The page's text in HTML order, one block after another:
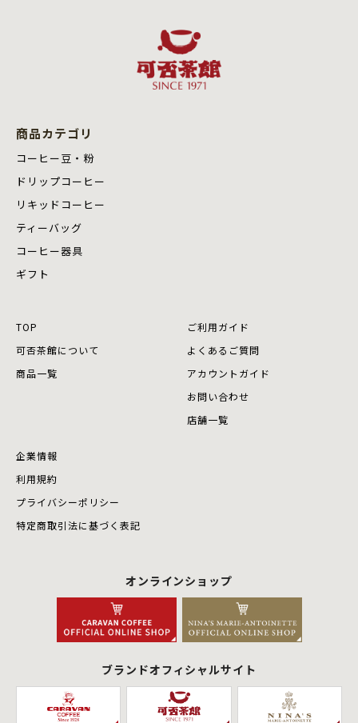
商品カテゴリ
コーヒー豆・粉
ドリップコーヒー
リキッドコーヒー
ティーバッグ
コーヒー器具
ギフト
TOP
可否茶館について
商品⼀覧
ご利用ガイド
よくあるご質問
アカウントガイド
お問い合わせ
店舗⼀覧
企業情報
利用規約
プライバシーポリシー
特定商取引法に基づく表記
オンラインショップ
ブランドオフィシャルサイト